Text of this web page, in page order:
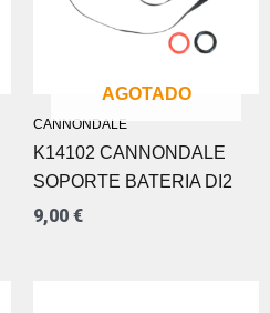
AGOTADO
CANNONDALE
K14102 CANNONDALE
SOPORTE BATERIA DI2
9,00 €